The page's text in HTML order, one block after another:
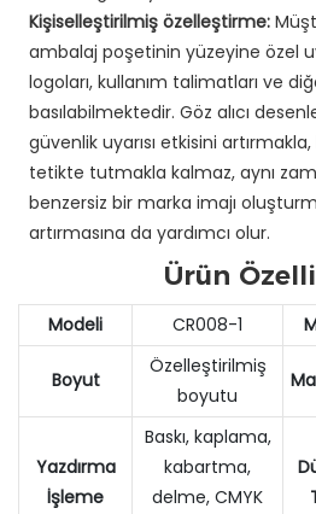
Kişiselleştirilmiş özelleştirme:
ambalaj poşetinin yüzeyine özel
logoları, kullanım talimatları ve
basılabilmektedir. Göz alıcı
güvenlik uyarısı etkisini
tetikte tutmakla kalmaz, aynı
benzersiz bir marka imajı
artırmasına da yardımcı olur.
Ürün
Modeli CR008-1
Boyut
Özelleştirilmiş
boyutu
Yazdırma
İşleme
Baskı, kaplama,
kabartma,
delme, CMYK